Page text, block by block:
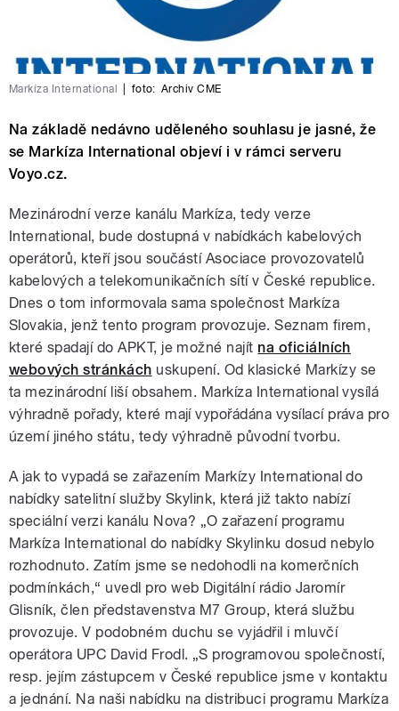
Markíza International foto: Archiv CME
Na základě nedávno uděleného souhlasu je jasné, že
se Markíza International objeví i v rámci serveru
Voyo.cz.
Mezinárodní verze kanálu Markíza, tedy verze
International, bude dostupná v nabídkách kabelových
operátorů, kteří jsou součástí Asociace provozovatelů
kabelových a telekomunikačních sítí v České republice.
Dnes o tom informovala sama společnost Markíza
Slovakia, jenž tento program provozuje. Seznam firem,
které spadají do APKT, je možné najít na oficiálních
webových stránkách uskupení. Od klasické Markízy se
ta mezinárodní liší obsahem. Markíza International vysílá
výhradně pořady, které mají vypořádána vysílací práva pro
území jiného státu, tedy výhradně původní tvorbu.
A jak to vypadá se zařazením Markízy International do
nabídky satelitní služby Skylink, která již takto nabízí
speciální verzi kanálu Nova? „O zařazení programu
Markíza International do nabídky Skylinku dosud nebylo
rozhodnuto. Zatím jsme se nedohodli na komerčních
podmínkách,“ uvedl pro web Digitální rádio Jaromír
Glisník, člen představenstva M7 Group, která službu
provozuje. V podobném duchu se vyjádřil i mluvčí
operátora UPC David Frodl. „S programovou společností,
resp. jejím zástupcem v České republice jsme v kontaktu
a jednání. Na naši nabídku na distribuci programu Markíza